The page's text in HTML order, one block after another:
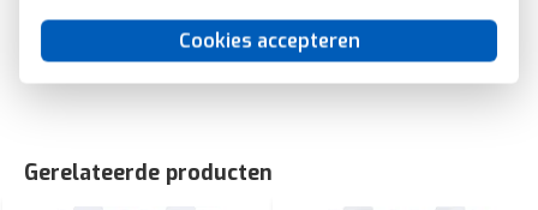
Cookies accepteren
SKU: Hager Berker WAN7020AT
EAN: 3250610063613
Gerelateerde producten